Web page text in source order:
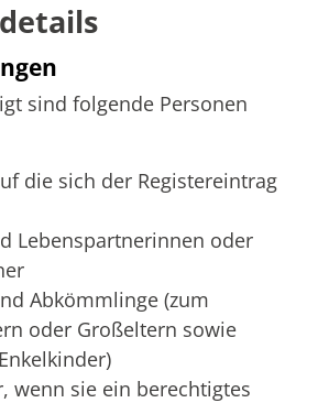
sind folgende Personen
die sich der Registereintrag
Lebenspartnerinnen oder
Abkömmlinge (zum
oder Großeltern sowie
wenn sie ein berechtigtes